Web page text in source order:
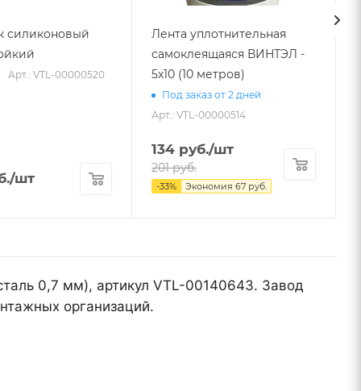
силиконовый
Арт.: VTL-00000520
/шт
Лента уплотнительная
самоклеящаяся ВИНТЭЛ -
5х10 (10 метров)
Под заказ от 2 дней
Арт.: VTL-00000514
134 руб./шт
201руб.
-33% Экономия 67 руб.
0,7 мм), артикул VTL-00140643. Завод
организаций.